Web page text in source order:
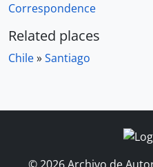
Correspondence
Related places
Chile»Santiago